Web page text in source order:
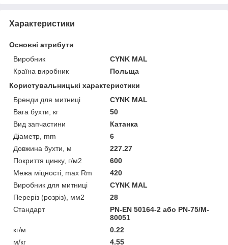
Характеристики
Основні атрибути
Виробник
CYNK MAL
Країна виробник
Польща
Користувальницькі характеристики
Бренди для митниці
CYNK MAL
Вага бухти, кг
50
Вид запчастини
Катанка
Діаметр, mm
6
Довжина бухти, м
227.27
Покриття цинку, г/м2
600
Межа міцності, max Rm
420
Виробник для митниці
CYNK MAL
Переріз (розріз), мм2
28
Стандарт
PN-EN 50164-2 або PN-75/M-
80051
кг/м
0.22
м/кг
4.55